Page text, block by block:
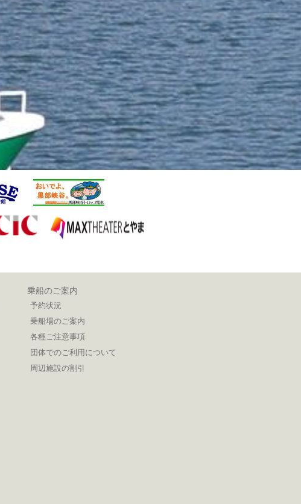
乗船のご案内
予約状況
乗船場のご案内
各種ご注意事項
団体でのご利用について
周辺施設の割引